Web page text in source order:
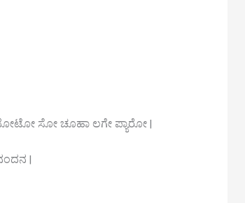
ಸೋ ಚೂಹಾ ಲಗೇ ಪ್ಯಾರೋ |
|